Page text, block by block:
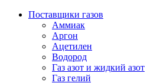
Поставщики газов
Аммиак
Аргон
Ацетилен
Водород
Газ азот и жидкий азот
Газ гелий